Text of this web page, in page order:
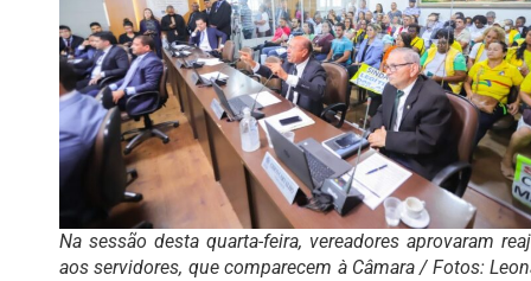
Na sessão desta quarta-feira, vereadores aprovaram
aos servidores, que comparecem à Câmara / Fotos: